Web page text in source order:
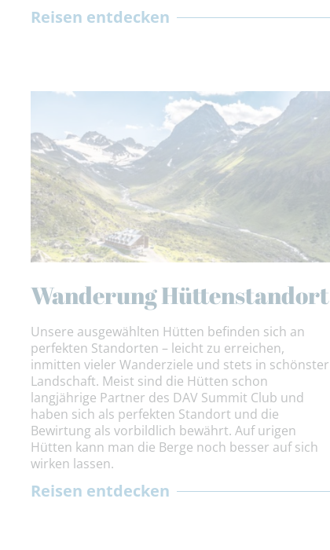
Reisen entdecken
Wanderung Hüttenstandort
Unsere ausgewählten Hütten befinden sich an
perfekten Standorten – leicht zu erreichen,
inmitten vieler Wanderziele und stets in schönster
Landschaft. Meist sind die Hütten schon
langjährige Partner des DAV Summit Club und
haben sich als perfekten Standort und die
Bewirtung als vorbildlich bewährt. Auf urigen
Hütten kann man die Berge noch besser auf sich
wirken lassen.
Reisen entdecken